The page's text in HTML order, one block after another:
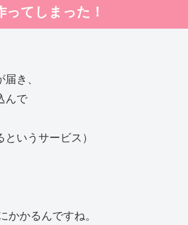
てしまった！
き、
んで
いうサービス）
かるんですね。